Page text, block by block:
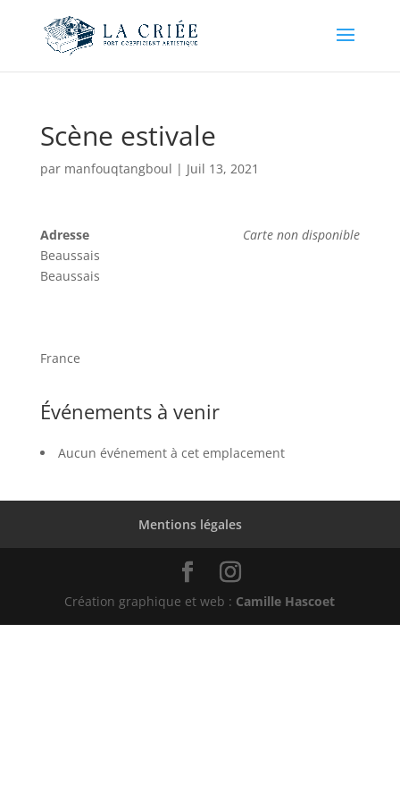
Scène estivale
par manfouqtangboul | Juil 13, 2021
Carte non disponible
Adresse
Beaussais
Beaussais
France
Événements à venir
Aucun événement à cet emplacement
Mentions légales
Création graphique et web : Camille Hascoet